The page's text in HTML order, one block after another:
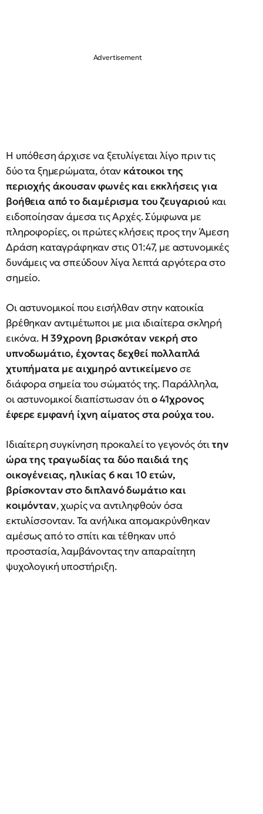
Η υπόθεση άρχισε να ξετυλίγεται λίγο πριν τις
δύο τα ξημερώματα, όταν κάτοικοι της
περιοχής άκουσαν φωνές και εκκλήσεις για
βοήθεια από το διαμέρισμα του ζευγαριού και
ειδοποίησαν άμεσα τις Αρχές. Σύμφωνα με
πληροφορίες, οι πρώτες κλήσεις προς την Άμεση
Δράση καταγράφηκαν στις 01:47, με αστυνομικές
δυνάμεις να σπεύδουν λίγα λεπτά αργότερα στο
σημείο.
Οι αστυνομικοί που εισήλθαν στην κατοικία
βρέθηκαν αντιμέτωποι με μια ιδιαίτερα σκληρή
εικόνα.Η 39χρονη βρισκόταν νεκρή στο
υπνοδωμάτιο, έχοντας δεχθεί πολλαπλά
χτυπήματα με αιχμηρό αντικείμενοσε
διάφορα σημεία του σώματός της. Παράλληλα,
οι αστυνομικοί διαπίστωσαν ότιο 41χρονος
έφερε εμφανή ίχνη αίματος στα ρούχα του.
Ιδιαίτερη συγκίνηση προκαλεί το γεγονός ότιτην
ώρα της τραγωδίας τα δύο παιδιά της
οικογένειας, ηλικίας 6 και 10 ετών,
βρίσκονταν στο διπλανό δωμάτιο και
κοιμόνταν, χωρίς να αντιληφθούν όσα
εκτυλίσσονταν. Τα ανήλικα απομακρύνθηκαν
αμέσως από το σπίτι και τέθηκαν υπό
προστασία, λαμβάνοντας την απαραίτητη
ψυχολογική υποστήριξη.